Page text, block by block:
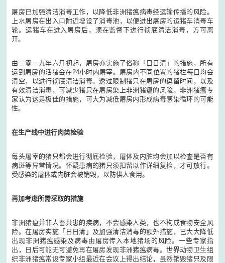
屠房已加强清洁消毒工作，以降低非洲猪瘟病毒经运输传播的风险。
上水屠房在出入口附近增设了消毒池，以便进出屠房的运猪车消毒车
轮。运猪车在进入屠房后，须在监督下进行彻底清洁消毒，方可离
开。
由二零一九年六月初起，屠房亦实施了俗称「日日清」的措施，所有
运到屠房的活猪会在24小时内屠宰。屠房内不同位置的猪栏每日均会
清空，以进行彻底清洁消毒。透过限制猪只在屠房的逗留时间，以及
有效清洁消毒，可减少猪只在屠房染上非洲猪瘟的风险。非洲猪瘟专
家认为这是极佳的措施，可大为减低屠房内形成病毒感染循环的可能
性。
在生产线中进行肉类检验
每头屠宰的猪只都会进行彻底检验，屠体及内脏均会加以检查是否有
病斑等异常情况。怀疑患病的猪只须扣留以作详细复检，才可放行。
受感染的屠体或内脏会被销毁，以防供人食用。
再加考虑所需采取的措施
非洲猪瘟并非人畜共患的疾病，不会感染人类，也不构成食物安全风
险。在屠房实施「日日清」及加强清洁消毒的额外措施，已大大降低
出现非洲猪瘟感染及病毒由屠房传入本地猪场的风险。一些专家指
出，日后可能无可避免再在屠房发现非洲猪瘟病毒。世界动物卫生组
织非洲猪瘟常设专家小组最近在会议上得出结论，虽然销毁猪只及限